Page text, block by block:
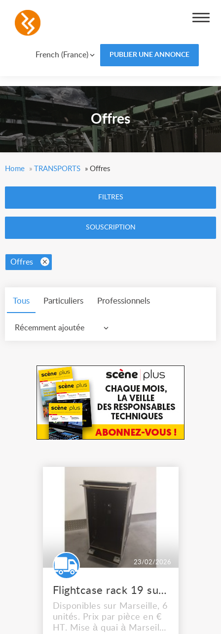
French (France) PUBLIER UNE ANNONCE
Offres
Home » TRANSPORTS » Offres
FILTRES
SOUSCRIPTION
Offres
Tous Particuliers Professionnels
Récemment ajoutée
23/02/2026
Flightcase rack 19 sur roulettes
Disponibles sur Marseille, 6
unités. Prix par pièce en €
HT. Mise à quai à Marseille